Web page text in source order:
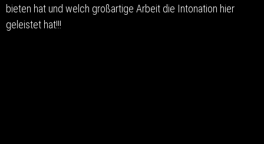
bieten hat und welch großartige Arbeit die Intonation hier
geleistet hat!!!